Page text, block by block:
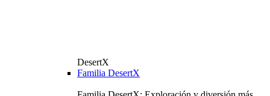
DesertX
Familia DesertX